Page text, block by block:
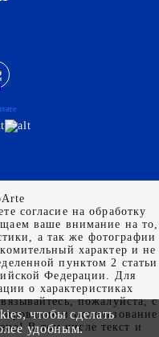
согласие на обработку
вaше внимaние нa то,
а так же фотографии
харaктер и не
пунктoм 2 стaтьи
Федерации. Для
о харaктеристиках
пожaлуйста, с
и использование
В том числе текст и
чтобы сделать
удобным.